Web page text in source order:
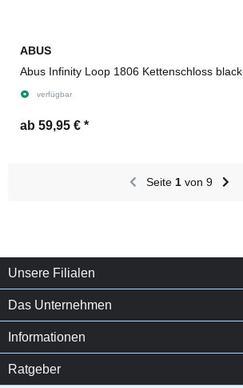
ABUS
Abus Infinity Loop 1806 Kettenschloss black
verfügbar
ab 59,95 € *
Seite 1von 9
Unsere Filialen
Das Unternehmen
Informationen
Ratgeber